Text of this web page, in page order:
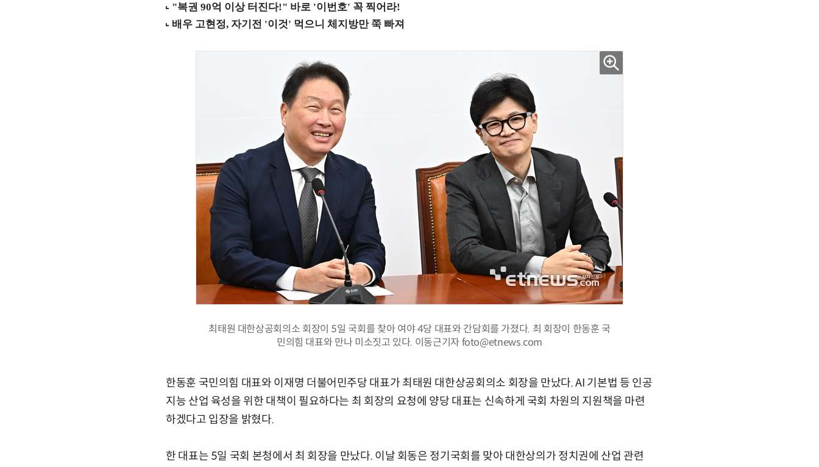
최태원 대한상공회의소 회장이 5일 국회를 찾아 여야 4당 대표와 간담회를 가졌다. 최 회장이 한동훈 국
민의힘 대표와 만나 미소짓고 있다. 이동근기자 foto@etnews.com
한동훈 국민의힘 대표와 이재명 더불어민주당 대표가 최태원 대한상공회의소 회장을 만났다. AI 기본법 등 인공
지능 산업 육성을 위한 대책이 필요하다는 최 회장의 요청에 양당 대표는 신속하게 국회 차원의 지원책을 마련
하겠다고 입장을 밝혔다.
한 대표는 5일 국회 본청에서 최 회장을 만났다. 이날 회동은 정기국회를 맞아 대한상의가 정치권에 산업 관련